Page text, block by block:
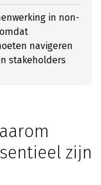
in non-
navigeren
stakeholders
zijn